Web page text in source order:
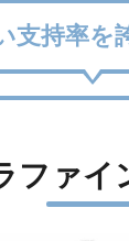
支持率を
ファイ